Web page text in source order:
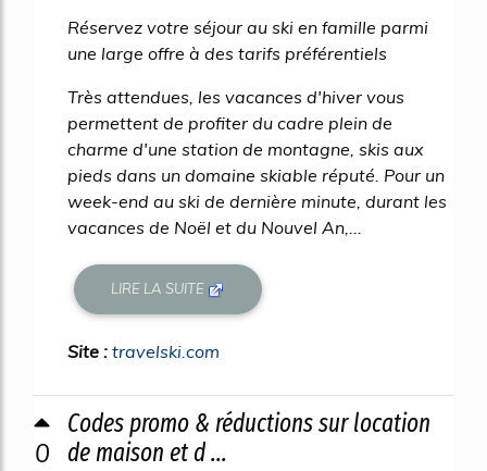
Réservez votre séjour au ski en famille parmi
une large offre à des tarifs préférentiels
Très attendues, les vacances d'hiver vous
permettent de profiter du cadre plein de
charme d'une station de montagne, skis aux
pieds dans un domaine skiable réputé. Pour un
week-end au ski de dernière minute, durant les
vacances de Noël et du Nouvel An,...
LIRE LA SUITE
Site : travelski.com
0
Codes promo & réductions sur location
de maison et d ...